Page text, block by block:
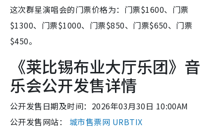
这次群星演唱会的门票价格为：门票$1600、门票
$1300、门票$1000、门票$850、门票$650、门票
$450。
《莱比锡布业大厅乐团》音
乐会公开发售详情
公开发售日期及时间：2026年03月30日 10:00AM
公开发售网站： 城市售票网 URBTIX